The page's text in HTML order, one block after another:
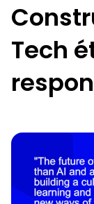
Tech